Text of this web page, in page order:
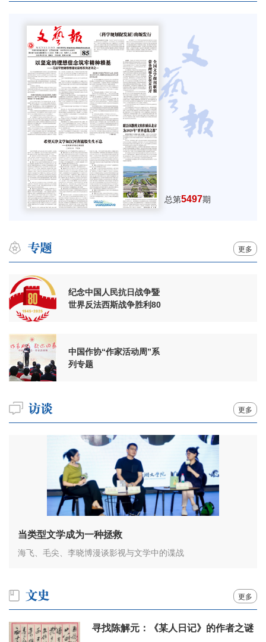
总第5497期
更多
纪念中国人民抗日战争暨
世界反法西斯战争胜利80
中国作协“作家活动周”系
列专题
更多
当类型文学成为一种拯救
海飞、毛尖、李晓博漫谈影视与文学中的谍战
更多
寻找陈解元：《某人日记》的作者之谜